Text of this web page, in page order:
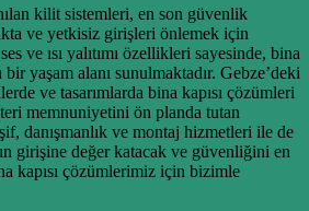
kilit sistemleri, en son güvenlik
ve yetkisiz girişleri önlemek için
ve ısı yalıtımı özellikleri sayesinde, bina
yaşam alanı sunulmaktadır. Gebze’deki
ve tasarımlarda bina kapısı çözümleri
memnuniyetini ön planda tutan
danışmanlık ve montaj hizmetleri ile de
girişine değer katacak ve güvenliğini en
kapısı çözümlerimiz için bizimle